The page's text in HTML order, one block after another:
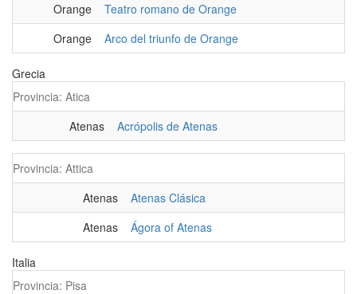
Orange
Teatro romano de Orange
Orange
Arco del triunfo de Orange
Grecia
Provincia: Atica
Atenas
Acrópolis de Atenas
Provincia: Attica
Atenas
Atenas Clásica
Atenas
Ágora of Atenas
Italia
Provincia: Pisa